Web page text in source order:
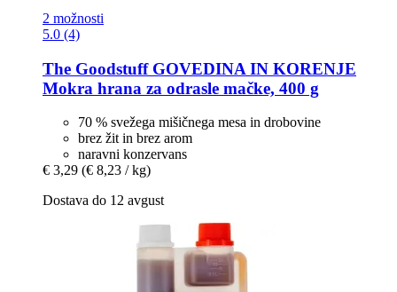
2 možnosti
5.0 (4)
The GoodstuffGOVEDINA IN KORENJE
Mokra hrana za odrasle mačke, 400 g
70 % svežega mišičnega mesa in drobovine
brez žit in brez arom
naravni konzervans
€ 3,29 (€ 8,23 / kg)
Dostava do 12 avgust